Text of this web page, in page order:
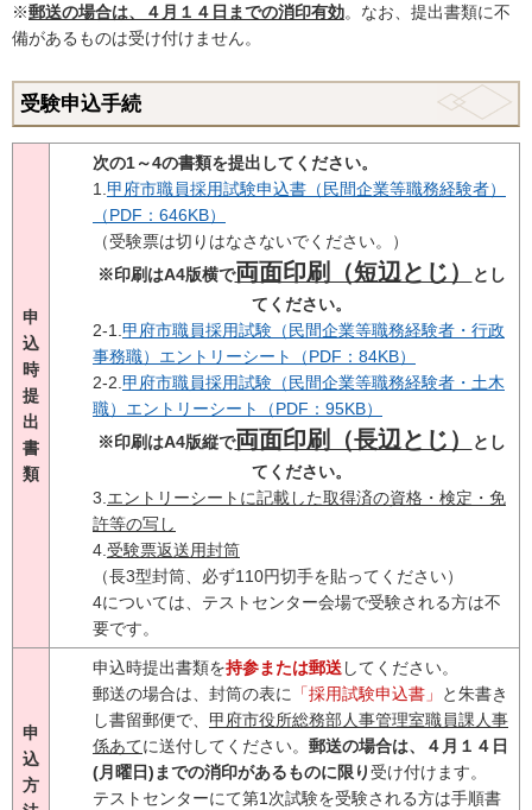
※郵送の場合は、４月１４日までの消印有効。なお、提出書類に不
備があるものは受け付けません。
受験申込手続
申
込
時
提
出
書
類
次の1～4の書類を提出してください。
1.甲府市職員採用試験申込書（民間企業等職務経験者）
（PDF：646KB）
（受験票は切りはなさないでください。）
※印刷はA4版横で両面印刷（短辺とじ）
とし
てください。
2-1.甲府市職員採用試験（民間企業等職務経験者・行政
事務職）エントリーシート（PDF：84KB）
2-2.甲府市職員採用試験（民間企業等職務経験者・土木
職）エントリーシート（PDF：95KB）
※印刷はA4版縦で両面印刷（長辺とじ）
とし
てください。
3.エントリーシートに記載した取得済の資格・検定・免
許等の写し
4.受験票返送用封筒
（長3型封筒、必ず110円切手を貼ってください）
4については、テストセンター会場で受験される方は不
要です。
申
込
方
申込時提出書類を持参または郵送してください。
郵送の場合は、封筒の表に 「採用試験申込書」
と朱書き
し書留郵便で、 甲府市役所総務部人事管理室職員課人事
係あてに送付してください。 郵送の場合は、４月１４日
(月曜日)までの消印があるものに限り受け付けます。
テストセンターにて第1次試験を受験される方は手順書